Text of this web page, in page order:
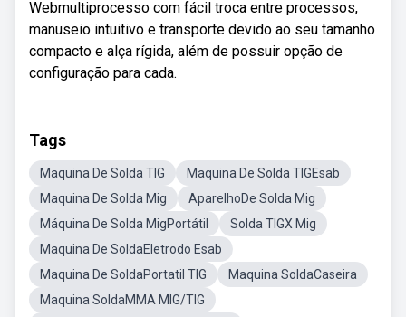
Webmultiprocesso com fácil troca entre processos,
manuseio intuitivo e transporte devido ao seu tamanho
compacto e alça rígida, além de possuir opção de
configuração para cada.
Tags
Maquina De Solda TIG
Maquina De Solda TIGEsab
Maquina De Solda Mig
AparelhoDe Solda Mig
Máquina De Solda MigPortátil
Solda TIGX Mig
Maquina De SoldaEletrodo Esab
Maquina De SoldaPortatil TIG
Maquina SoldaCaseira
Maquina SoldaMMA MIG/TIG